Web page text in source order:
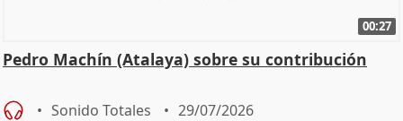
00:27
Pedro Machín (Atalaya) sobre su contribución
Sonido Totales 29/07/2026